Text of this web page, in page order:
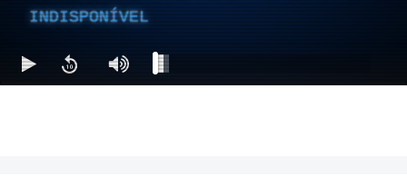
INDISPONÍVEL